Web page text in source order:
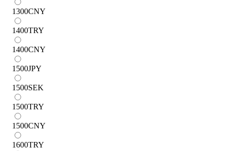
1300CNY
1400TRY
1400CNY
1500JPY
1500SEK
1500TRY
1500CNY
1600TRY